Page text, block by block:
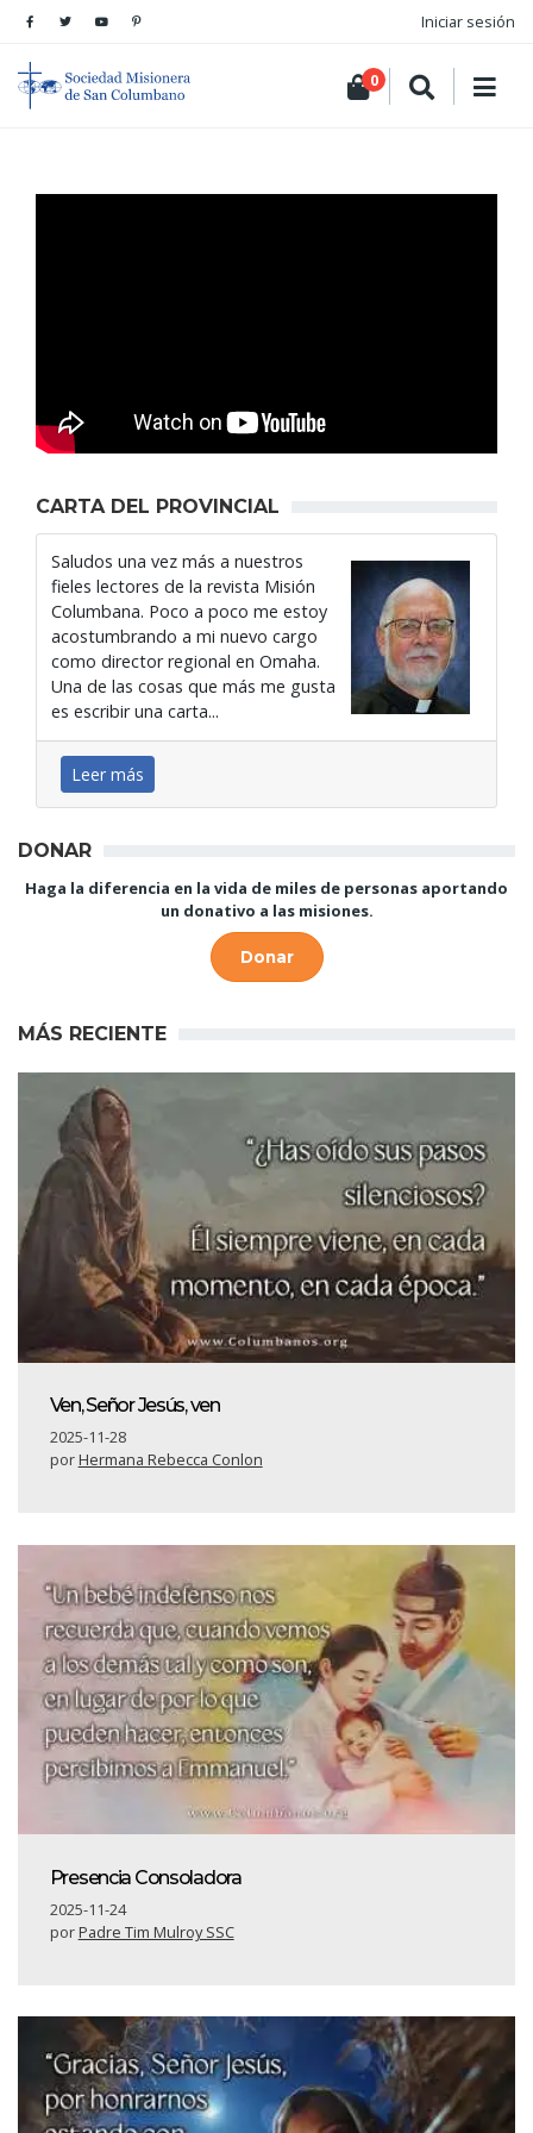
Iniciar sesión
0
CARTA DEL PROVINCIAL
Saludos una vez más a nuestros
fieles lectores de la revista Misión
Columbana. Poco a poco me estoy
acostumbrando a mi nuevo cargo
como director regional en Omaha.
Una de las cosas que más me gusta
es escribir una carta...
Leer más
DONAR
Haga la diferencia en la vida de miles de personas aportando
un donativo a las misiones.
Donar
MÁS RECIENTE
Ven, Señor Jesús, ven
2025-11-28
porHermana Rebecca Conlon
Presencia Consoladora
2025-11-24
porPadre Tim Mulroy SSC